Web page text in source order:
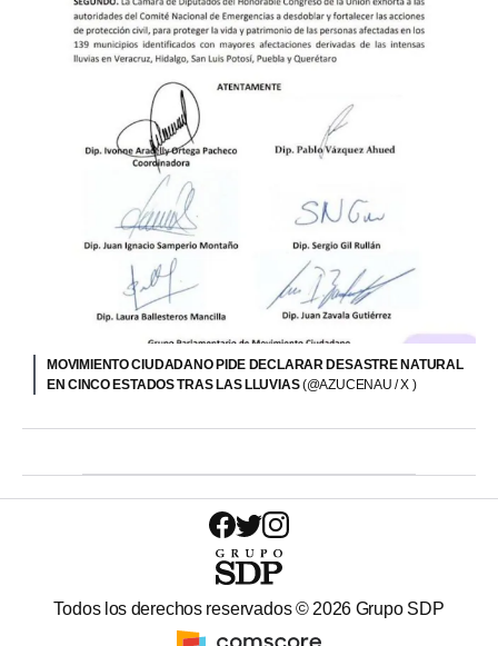
MOVIMIENTO CIUDADANO PIDE DECLARAR DESASTRE NATURAL
EN CINCO ESTADOS TRAS LAS LLUVIAS(@AZUCENAU / X )
Todos los derechos reservados © 2026 Grupo SDP